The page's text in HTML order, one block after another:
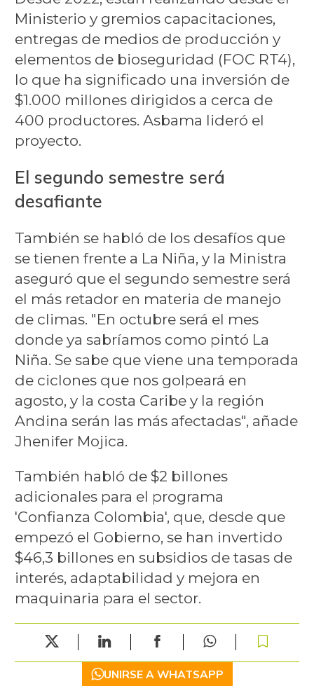
Ministerio y gremios capacitaciones,
entregas de medios de producción y
elementos de bioseguridad (FOC RT4),
lo que ha significado una inversión de
$1.000 millones dirigidos a cerca de
400 productores. Asbama lideró el
proyecto.
El segundo semestre será
desafiante
También se habló de los desafíos que
se tienen frente a La Niña, y la Ministra
aseguró que el segundo semestre será
el más retador en materia de manejo
de climas. "En octubre será el mes
donde ya sabríamos como pintó La
Niña. Se sabe que viene una temporada
de ciclones que nos golpeará en
agosto, y la costa Caribe y la región
Andina serán las más afectadas", añade
Jhenifer Mojica.
También habló de $2 billones
adicionales para el programa
'Confianza Colombia', que, desde que
empezó el Gobierno, se han invertido
$46,3 billones en subsidios de tasas de
interés, adaptabilidad y mejora en
maquinaria para el sector.
UNIRSE A WHATSAPP